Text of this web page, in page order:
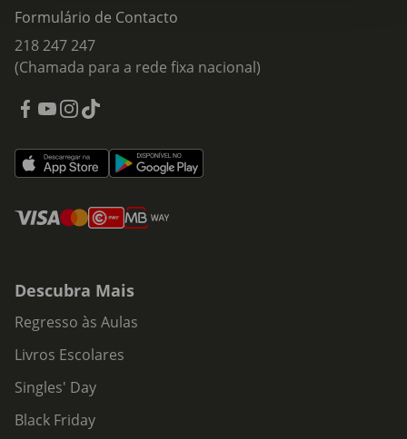
Formulário de Contacto
218 247 247
(Chamada para a rede fixa nacional)
Descubra Mais
Regresso às Aulas
Livros Escolares
Singles' Day
Black Friday